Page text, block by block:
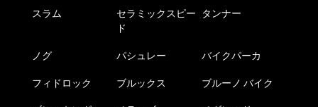
スラム
セラミックスピー
ド
タンナー
ノグ パシュレー バイクパーカ
フィドロック ブルックス ブルーノ バイク